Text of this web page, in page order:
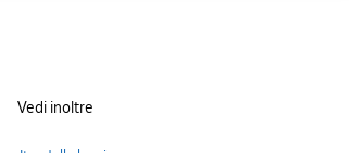
Vedi inoltre